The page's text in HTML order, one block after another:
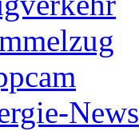
News